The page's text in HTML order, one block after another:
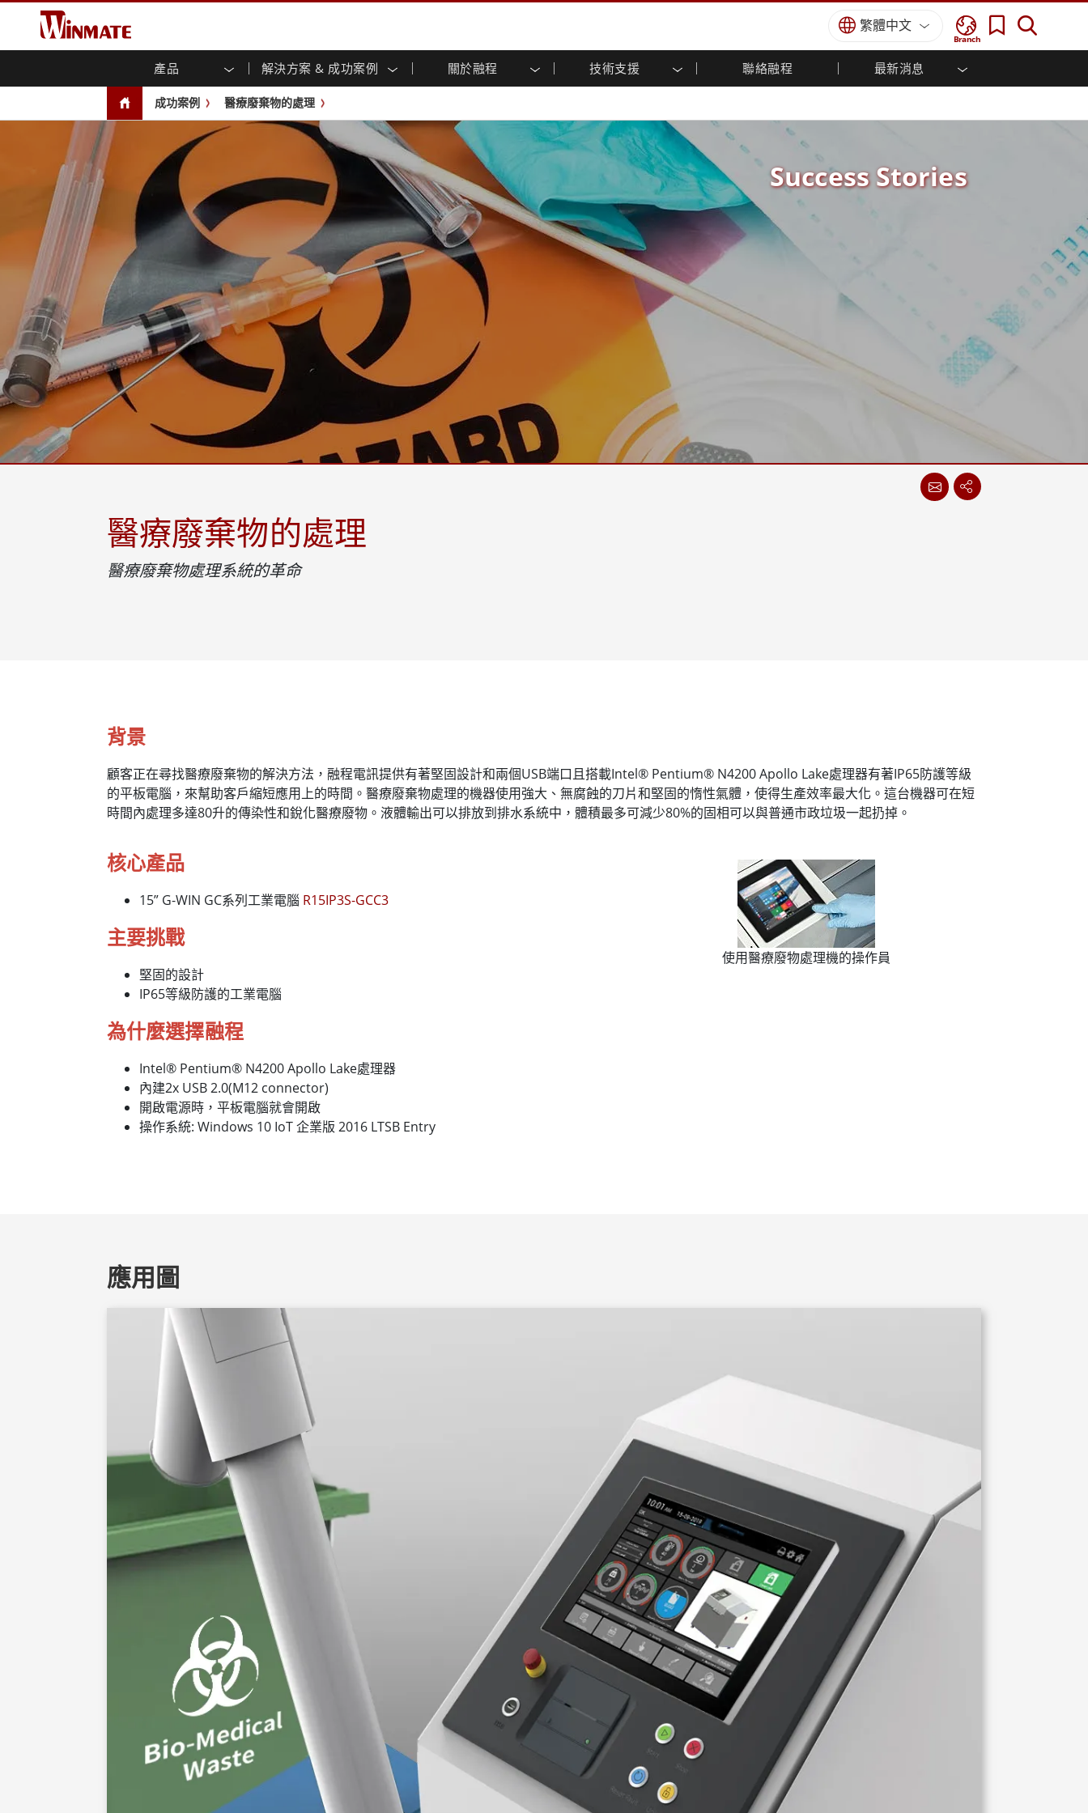
Branch
繁體中文
產品 解決方案 & 成功案例 關於融程 技術支援 聯絡融程 最新消息
企業移動通訊電腦
強固觸控筆記型電腦
強固型平板控制器
手持行動電腦
Windows強固型平板電腦
Android系統強固型平板電腦
超強固型平板電腦
無線電 PoC
邊緣運算人工智慧移動電腦
多點觸控 (投射電
開放式架構
機箱式
面板安裝
前面板IP65
PoE觸控
USB Type-C
不銹鋼系列
戶外顯示器
G-WIN系列 / IP67
後置安裝
工業防爆等级
機架安裝
長條形顯示器
OSD 控制器
人機介面 (投射電容觸控)
工業電腦 (投射電容觸控)
工業電腦 (電阻觸控)
不銹鋼系列
G-WIN系列 / IP67設計
防爆等级
長條形數位電子看板
邊緣運算人工智慧工業電腦
國防等級強固觸控筆記型電腦
國防等級強固型平板電腦
國防等級超強固型平板電腦
國防等級工業電腦
國防等級顯示器 / NVIS 顯示器
國防等級伺服器
地面控制站
車載電腦
Windows車載電腦
Android車載電腦
車載平板電腦
嵌入式解決方案
嵌入式電腦 / IP65 防水強固型電腦
工業物聯網閘道器
無線電閘道器
醫管等級
醫管等級強固型平板電腦
醫管等級工業電腦
船舶等級工業電腦
船舶等級顯示器
船舶等級嵌入式電腦
More
強固型機器人控制器
邊緣運算人工智慧移動電腦
機器人控制器
石油和天然氣, ATEX等級
ATEX等級強固型平板電腦
ATEX等級強固型手持行動電腦
ATEX等級工業電腦
More
邊緣運算人工智慧移動電腦
邊緣運算人工智慧工業電腦
邊緣運算人工智慧嵌入式電腦
強固型機器人控制器
農業機械解決方案
交通運輸解決方案 食品藥廠解決方案
船舶解決方案
公共安全解決方案
工業物聯網解決方案 倉儲物流解決方案
軍事國防解決方案
基礎建設解決方案
智慧型機器人系統解決方案 衛生保健解決方案
綠能減碳解決方案
自助服務亭解決方案
政府解决方案 重工業解決方案
金屬和採礦解決方案
智慧充電站解决方案
成功案例
關於融程
保證聲明
行銷入口網站
文件共享
最新產品
展會活動
Youtube頻道 虛擬實境展會
專業認證／符合標準
核心技術
部落格
成功案例 醫療廢棄物的處理
Success Stories
醫療廢棄物的處理
醫療廢棄物處理系統的革命
背景
顧客正在尋找醫療廢棄物的解決方法，融程電訊提供有著堅固設計和兩個USB端口且搭載Intel® Pentium® N4200 Apollo Lake處理器有著IP65防護等級
的平板電腦，來幫助客戶縮短應用上的時間。醫療廢棄物處理的機器使用強大、無腐蝕的刀片和堅固的惰性氣體，使得生產效率最大化。這台機器可在短
時間內處理多達80升的傳染性和銳化醫療廢物。液體輸出可以排放到排水系統中，體積最多可減少80%的固相可以與普通市政垃圾一起扔掉。
核心產品
15” G-WIN GC系列工業電腦 R15IP3S-GCC3
主要挑戰
堅固的設計
IP65等級防護的工業電腦
為什麼選擇融程
Intel® Pentium® N4200 Apollo Lake處理器
內建2x USB 2.0(M12 connector)
開啟電源時，平板電腦就會開啟
操作系統: Windows 10 IoT 企業版 2016 LTSB Entry
使用醫療廢物處理機的操作員
應用圖